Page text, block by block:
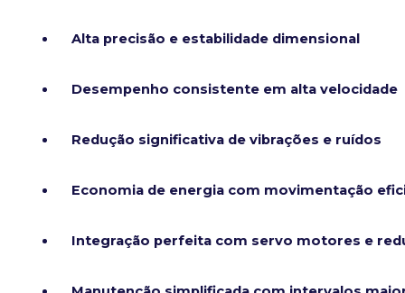
Alta precisão e estabilidade dimensional
Desempenho consistente em alta velocidade
Redução significativa de vibrações e ruídos
Economia de energia com movimentação
Integração perfeita com servo motores e